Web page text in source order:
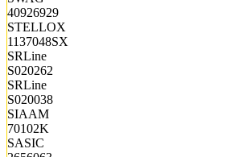
40926929
STELLOX
1137048SX
SRLine
S020262
SRLine
S020038
SIAAM
70102K
SASIC